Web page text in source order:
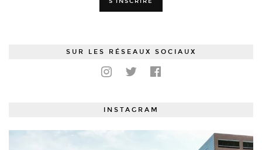
SUR LES RÉSEAUX SOCIAUX
INSTAGRAM